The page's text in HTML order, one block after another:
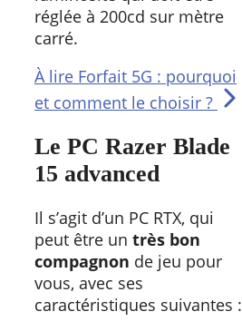
réglée à 200cd sur mètre
carré.
À lire Forfait 5G : pourquoi
et comment le choisir ?
Le PC Razer Blade
15 advanced
Il s’agit d’un PC RTX, qui
peut être un très bon
compagnon de jeu pour
vous, avec ses
caractéristiques suivantes :